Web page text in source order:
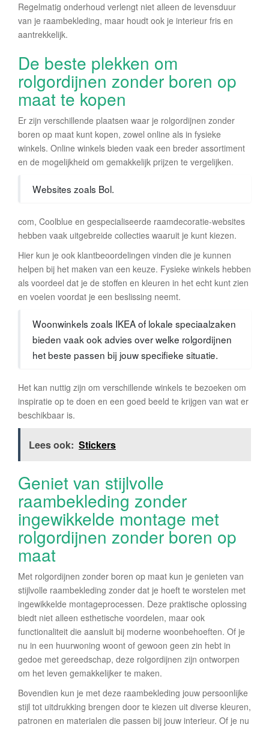
Regelmatig onderhoud verlengt niet alleen de levensduur
van je raambekleding, maar houdt ook je interieur fris en
aantrekkelijk.
De beste plekken om
rolgordijnen zonder boren op
maat te kopen
Er zijn verschillende plaatsen waar je rolgordijnen zonder
boren op maat kunt kopen, zowel online als in fysieke
winkels. Online winkels bieden vaak een breder assortiment
en de mogelijkheid om gemakkelijk prijzen te vergelijken.
Websites zoals Bol.
com, Coolblue en gespecialiseerde raamdecoratie-websites
hebben vaak uitgebreide collecties waaruit je kunt kiezen.
Hier kun je ook klantbeoordelingen vinden die je kunnen
helpen bij het maken van een keuze. Fysieke winkels hebben
als voordeel dat je de stoffen en kleuren in het echt kunt zien
en voelen voordat je een beslissing neemt.
Woonwinkels zoals IKEA of lokale speciaalzaken
bieden vaak ook advies over welke rolgordijnen
het beste passen bij jouw specifieke situatie.
Het kan nuttig zijn om verschillende winkels te bezoeken om
inspiratie op te doen en een goed beeld te krijgen van wat er
beschikbaar is.
Lees ook: Stickers
Geniet van stijlvolle
raambekleding zonder
ingewikkelde montage met
rolgordijnen zonder boren op
maat
Met rolgordijnen zonder boren op maat kun je genieten van
stijlvolle raambekleding zonder dat je hoeft te worstelen met
ingewikkelde montageprocessen. Deze praktische oplossing
biedt niet alleen esthetische voordelen, maar ook
functionaliteit die aansluit bij moderne woonbehoeften. Of je
nu in een huurwoning woont of gewoon geen zin hebt in
gedoe met gereedschap, deze rolgordijnen zijn ontworpen
om het leven gemakkelijker te maken.
Bovendien kun je met deze raambekleding jouw persoonlijke
stijl tot uitdrukking brengen door te kiezen uit diverse kleuren,
patronen en materialen die passen bij jouw interieur. Of je nu